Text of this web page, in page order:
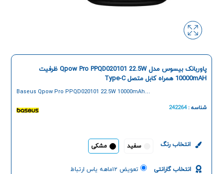
پاوربانک بیسوس مدل Qpow Pro PPQD020101 22.5W ظرفیت
10000mAH همراه کابل متصل Type-C
Baseus Qpow Pro PPQD020101 22.5W 10000mAh
شناسه :242264
انتخاب رنگ سفید مشکی
انتخاب گارانتی تعویض ۱۲ماهه یاس ارتباط